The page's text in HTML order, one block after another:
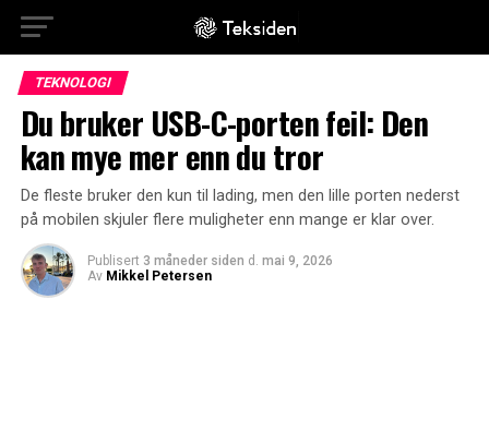
TEKNOLOGI
Du bruker USB-C-porten feil: Den
kan mye mer enn du tror
De fleste bruker den kun til lading, men den lille porten nederst
på mobilen skjuler flere muligheter enn mange er klar over.
Publisert 3 måneder siden d. mai 9, 2026
Av Mikkel Petersen